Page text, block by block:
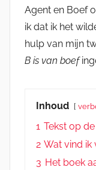
Agent en Boef
ik dat ik het
hulp van mijn
B is van boef
Inhoud
1 Tekst op
2 Wat vind ik
3 Het boek